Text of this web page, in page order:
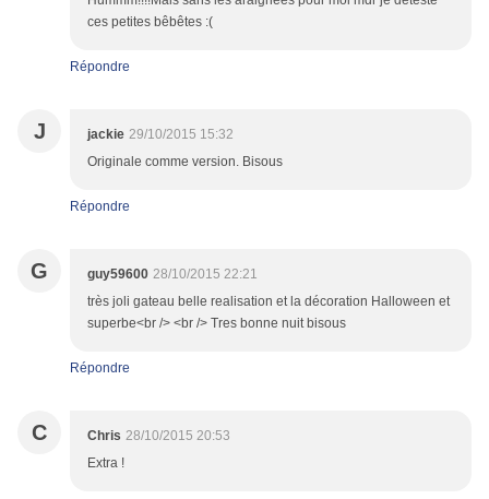
ces petites bêbêtes :(
Répondre
J jackie 29/10/2015 15:32
Originale comme version. Bisous
Répondre
G guy59600 28/10/2015 22:21
très joli gateau belle realisation et la décoration Halloween et
superbe<br /> <br /> Tres bonne nuit bisous
Répondre
C Chris 28/10/2015 20:53
Extra !